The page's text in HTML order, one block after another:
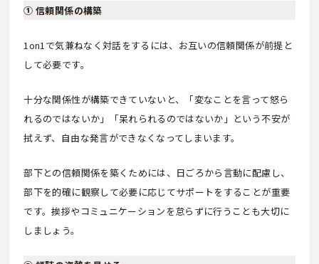
① 信頼関係の構築
1on1で気兼ねなく対話をするには、お互いの信頼関係が前提と
して必要です。
十分な関係性が構築できていないと、「変なことを言って怒ら
れるのではないか」「呆れられるのではないか」という不安が
拭えず、自由な発言ができなくなってしまいます。
部下との信頼関係を築くためには、日ごろから言動に配慮し、
部下を的確に観察して必要に応じてサポートをすることが重要
です。挨拶やコミュニケーションを怠らずに行うことも大切に
しましょう。